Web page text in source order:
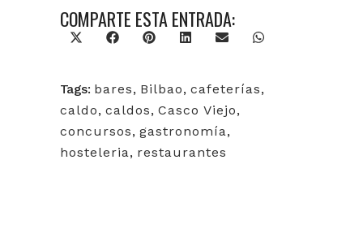
COMPARTE ESTA ENTRADA:
FacebookPinterestLinkedInEmail
Tags: bares, Bilbao, cafeterías,
caldo, caldos, Casco Viejo,
concursos, gastronomía,
hosteleria, restaurantes